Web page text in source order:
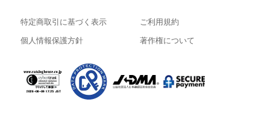
特定商取引に基づく表示 ご利用規約
個人情報保護方針 著作権について